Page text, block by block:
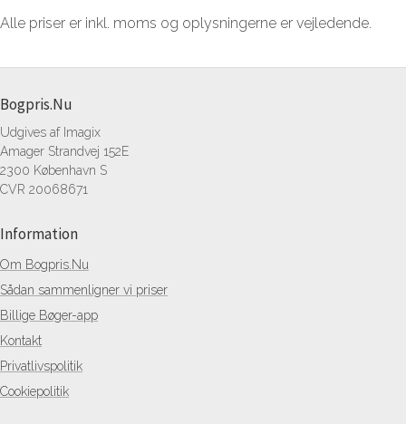
Alle priser er inkl. moms og oplysningerne er vejledende.
Bogpris.Nu
Udgives af Imagix
Amager Strandvej 152E
2300 København S
CVR 20068671
Information
Om Bogpris.Nu
Sådan sammenligner vi priser
Billige Bøger-app
Kontakt
Privatlivspolitik
Cookiepolitik